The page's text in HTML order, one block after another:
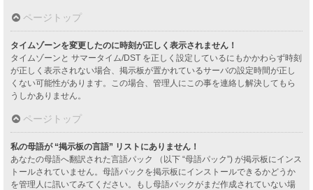
ページトップ
タイムゾーンを変更したのに時刻が正しく表示されません！
タイムゾーンと サマータイム/DST を正しく設定しているにもかかわらず時刻
が正しく表示されない場合、掲示板が置かれているサーバの設定時間が正し
くない可能性があります。この場合、管理人にこの事を連絡し解決してもら
うしかありません。
ページトップ
私の母語が “掲示板の言語” リストにありません！
あなたの母語へ翻訳された言語パック （以下 “母語パック”) が掲示板にインス
トールされていません。母語パックを掲示板にインストールできるかどうか
を管理人に訊いてみてください。もし母語パックがまだ作成されていない場